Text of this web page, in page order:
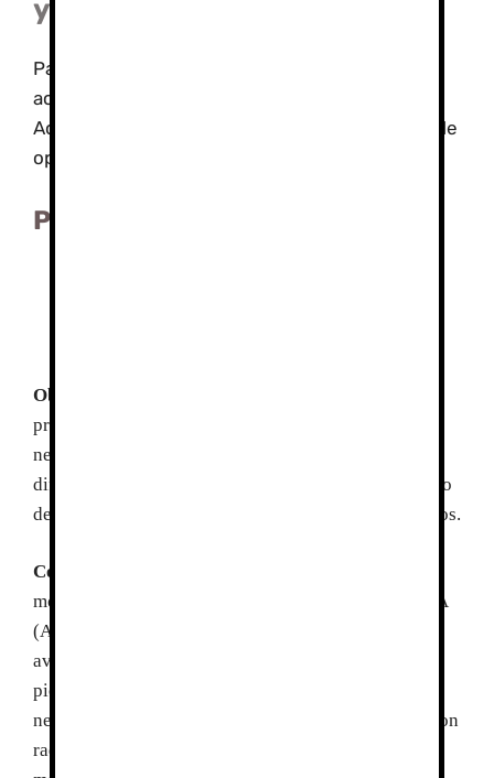
y TAFAC)
Para los futuros Técnicos de este tipo de
actividades en el medio natural y de Turismo
Activo, tenemos ofertado una amplia variedad de
opciones en su formación en montaña y esquí.
Packs Montañismo:
Objetivos
progresión en terreno nevado. Aprender las técnicas
necesarias que permitan realizar actividades de
dificultad fácil/media, conocer los protocolos en caso
de emergencia y el entorno en el que nos encontramos.
Contenidos:
montañismo básico,Aludes, nivología básica,A.R.V.A
(Aparato de búsqueda de victimas de
avalanchas),técnica de progresión con crampones y
piolet, autodetención en caso de caída en terreno
nevado, descenso en terrenos nevados, progresión con
raquetas de nieve, protocolos de emergencia en